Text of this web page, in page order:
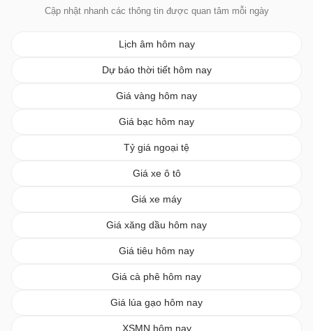
Cập nhật nhanh các thông tin được quan tâm mỗi ngày
Lịch âm hôm nay
Dự báo thời tiết hôm nay
Giá vàng hôm nay
Giá bạc hôm nay
Tỷ giá ngoại tệ
Giá xe ô tô
Giá xe máy
Giá xăng dầu hôm nay
Giá tiêu hôm nay
Giá cà phê hôm nay
Giá lúa gạo hôm nay
XSMN hôm nay